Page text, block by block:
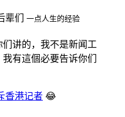
辈们 一点人生的经验
讲的，我不是新闻工
有這個必要告诉你们
香港记者 😂